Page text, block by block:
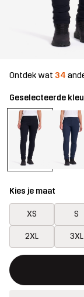
Ontdek wat 34
Geselecteerde
Kies je maat
XS S
2XL 3XL
Deze knop opent
{{size}} niet